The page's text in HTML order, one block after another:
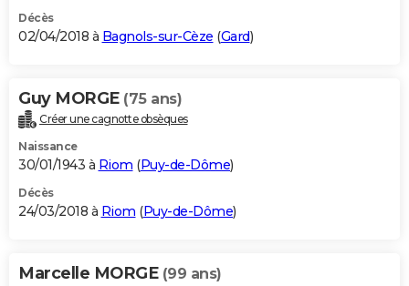
Décès
02/04/2018 à Bagnols-sur-Cèze (Gard)
Guy MORGE (75 ans)
Créer une cagnotte obsèques
Naissance
30/01/1943 à Riom (Puy-de-Dôme)
Décès
24/03/2018 à Riom (Puy-de-Dôme)
Marcelle MORGE (99 ans)